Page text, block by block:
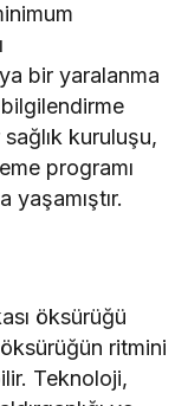
bir yaralanma
kuruluşu,
programı
yaşamıştır.
öksürüğü
ritmini
Teknoloji,